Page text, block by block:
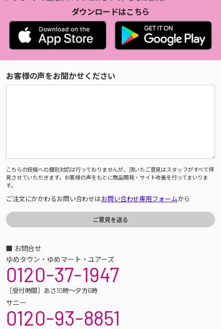
ダウンロードはこちら
お客様の声をお聞かせください
こちらの投稿への個別対応は行っておりませんが、頂いたご意見はスタッフがすべて拝
見させていただきます。お客様の声をもとに商品開発・サイト改善を行ってまいりま
す。
ご注文にかかわるお問い合わせはお問い合わせ専用フォームから
■ お問合せ
ゆめタウン・ゆめマート・ユアーズ
0120-37-1947
［受付時間］あさ10時～夕方6時
サニー
0120-93-8851